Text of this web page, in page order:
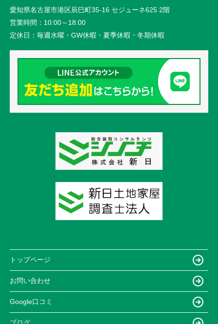
愛知県名古屋市港区辰巳町35-16 セジューネ625 2階
営業時間： 10:00～18:00
定休日： 毎週水曜・GW休暇・夏季休暇・冬期休暇
トップページ
お問い合わせ
Google口コミ